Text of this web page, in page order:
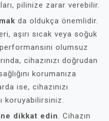
pilinize zarar verebilir.
da oldukça önemlidir.
aşırı sıcak veya soğuk
olumsuz
cihazınızı doğrudan
korumanıza
ise, cihazınızı
koruyabilirsiniz.
dikkat edin. Cihazın